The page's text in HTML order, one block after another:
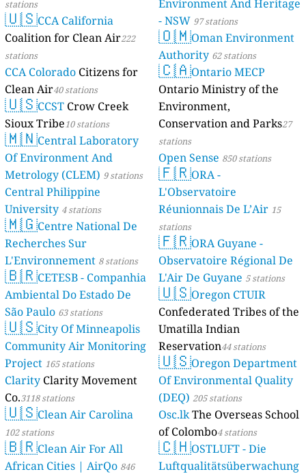
stations
🇺🇸CCA California
Coalition for Clean Air222
stations
CCA Colorado Citizens for
Clean Air40 stations
🇺🇸CCST Crow Creek
Sioux Tribe10 stations
🇲🇳Central Laboratory
Of Environment And
Metrology (CLEM) 9 stations
Central Philippine
University 4 stations
🇲🇬Centre National De
Recherches Sur
L'Environnement 8 stations
🇧🇷CETESB - Companhia
Ambiental Do Estado De
São Paulo 63 stations
🇺🇸City Of Minneapolis
Community Air Monitoring
Project 165 stations
Clarity Clarity Movement
Co.3118 stations
🇺🇸Clean Air Carolina
102 stations
🇧🇷Clean Air For All
African Cities | AirQo 846
Environment And Heritage
- NSW 97 stations
🇴🇲Oman Environment
Authority 62 stations
🇨🇦Ontario MECP
Ontario Ministry of the
Environment,
Conservation and Parks27
stations
Open Sense 850 stations
🇫🇷ORA -
L'Observatoire
Réunionnais De L’Air 15
stations
🇫🇷ORA Guyane -
Observatoire Régional De
L'Air De Guyane 5 stations
🇺🇸Oregon CTUIR
Confederated Tribes of the
Umatilla Indian
Reservation44 stations
🇺🇸Oregon Department
Of Environmental Quality
(DEQ) 205 stations
Osc.lkThe Overseas School
of Colombo4 stations
🇨🇭OSTLUFT - Die
Luftqualitätsüberwachung